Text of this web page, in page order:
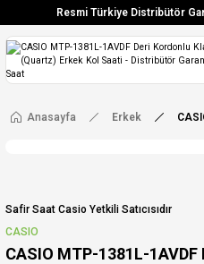
Resmi Türkiye Distribütör
Vade
Aynı Gün
Anasayfa Erkek
Safir Saat Casio Yetkili Satıcısıdır
CASIO
CASIO MTP-1381L-